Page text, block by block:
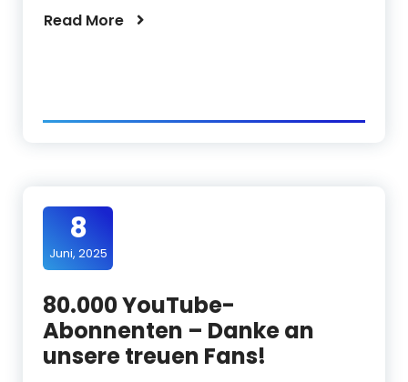
Read More
8
Juni, 2025
80.000 YouTube-
Abonnenten – Danke an
unsere treuen Fans!